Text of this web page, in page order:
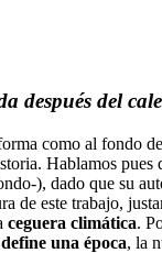
después del
como al fondo
Hablamos
), dado que su
de este trabajo,
ceguera climática.
una época, la